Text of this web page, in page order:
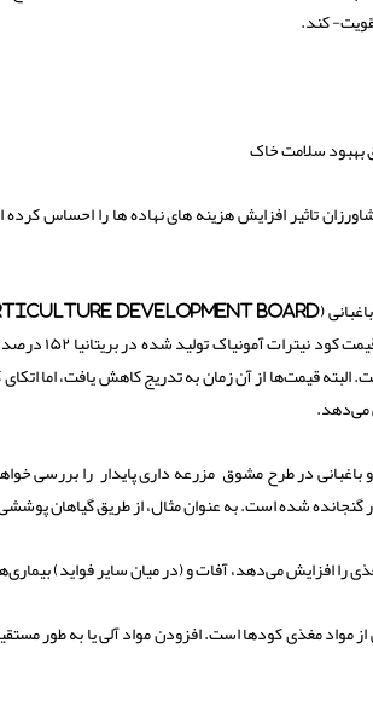
کند.
بهبود سلامت خاک
تاثیر افزایش هزینه های نهاده ها را احساس
هر تن است. البته قیمت‌ها از آن زمان به تدریج کاهش یافت، اما
می‌دهد.
و باغبانی در طرح مشوق مزرعه داری پایدار را بررسی
گنجانده شده است. به عنوان مثال، از طریق گیاهان
را افزایش می‌دهد، آفات و (در میان سایر فواید)
از مواد مغذی کودها است. افزودن مواد آلی یا به طور